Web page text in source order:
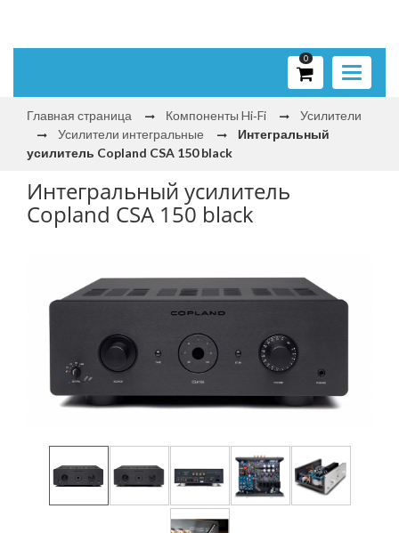
Toggle
0
Главная страница Компоненты Hi‑Fi
Усилители
Усилители интегральные
Интегральный
усилитель Copland CSA 150 black
Интегральный усилитель
Copland CSA 150 black